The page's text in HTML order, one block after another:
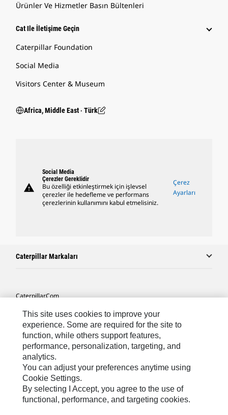
Ürünler Ve Hizmetler Basın Bültenleri
Cat Ile İletişime Geçin
Caterpillar Foundation
Social Media
Visitors Center & Museum
Africa, Middle East ‧ Türk
warning
Social Media
Çerezler Gereklidir
Bu özelliği etkinleştirmek için işlevsel
çerezler ile hedefleme ve performans
çerezlerinin kullanımını kabul etmelisiniz.
Çerez
Ayarları
Caterpillar Markaları
Caterpillar.com
Caterpillar Müşteri Hizmetleri Ve Iletişim
Site Haritası
Cookie Settings
Yasal
Gizlilik
This site uses cookies to improve your
experience. Some are required for the site to
function, while others support features,
performance, personalization, targeting, and
analytics.
You can adjust your preferences anytime using
Cookie Settings.
By selecting I Accept, you agree to the use of
functional, performance, and targeting cookies.